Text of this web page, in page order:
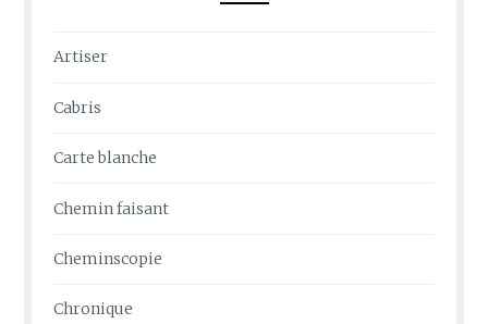
Artiser
Cabris
Carte blanche
Chemin faisant
Cheminscopie
Chronique